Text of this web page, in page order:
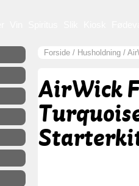
Forside / Husholdning /
AirWick